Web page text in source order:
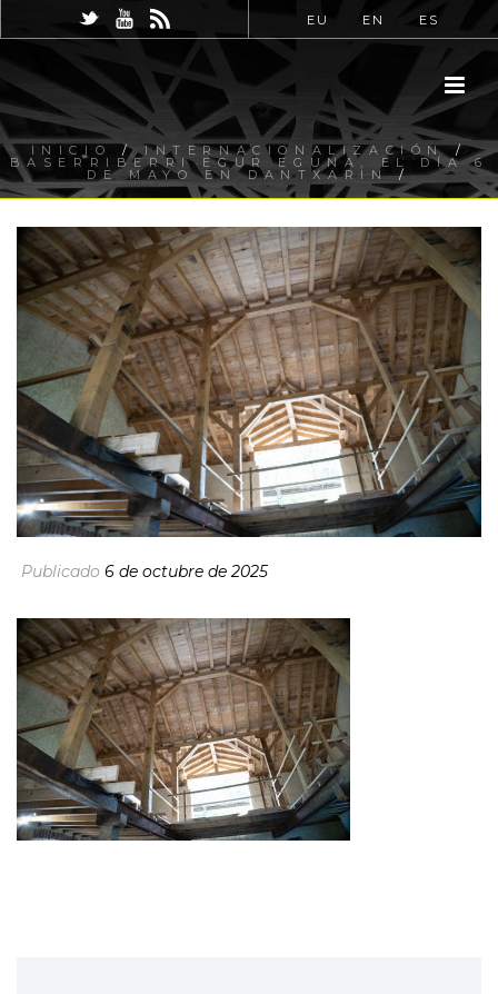
EU EN ES
INICIO /INTERNACIONALIZACIÓN/
BASERRIBERRI EGUR EGUNA, EL DÍA 6
DE MAYO EN DANTXARIN/
Publicado 6 de octubre de 2025